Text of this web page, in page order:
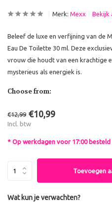
Merk: Mexx Bekijk
Beleef de luxe en verfijning van de
Eau De Toilette 30 ml. Deze
vrouw die houdt van een krachtige
mysterieus als energiek is.
Choose from:
€12,99 €10,99
Incl. btw
* Op werkdagen voor 17:00
Toevoegen
Wat kun je verwachten?